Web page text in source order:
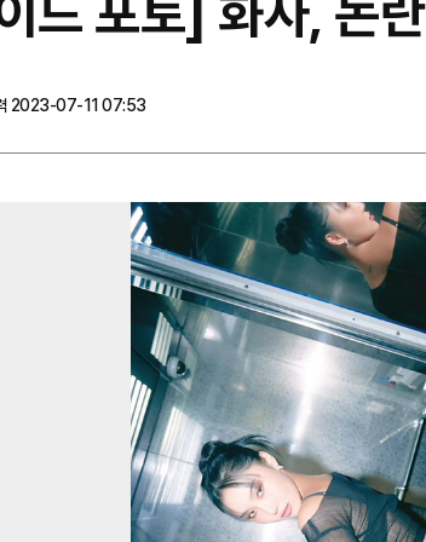
드 포토] 화사, 논
2023-07-11 07:53